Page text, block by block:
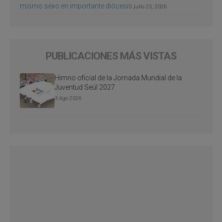
mismo sexo en importante diócesis julio 25, 2026
PUBLICACIONES MÁS VISTAS
Himno oficial de la Jornada Mundial de la
Juventud Seúl 2027
3 Ago 2026